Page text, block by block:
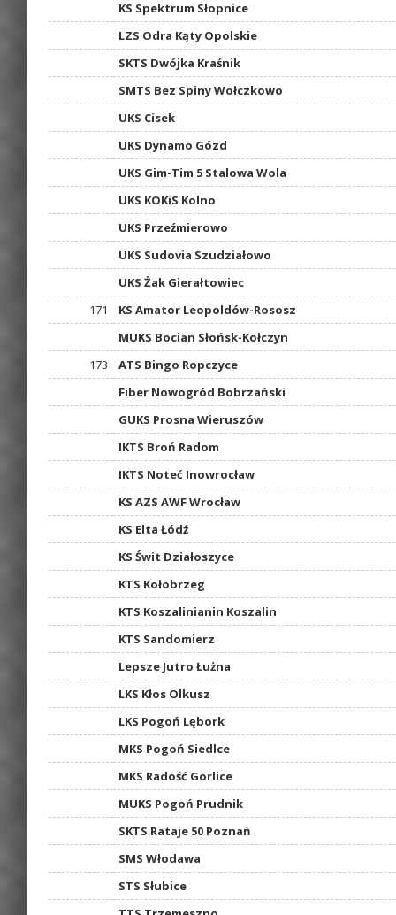
KS Spektrum Słopnice
LZS Odra Kąty Opolskie
SKTS Dwójka Kraśnik
SMTS Bez Spiny Wołczkowo
UKS Cisek
UKS Dynamo Gózd
UKS Gim-Tim 5 Stalowa Wola
UKS KOKiS Kolno
UKS Przeźmierowo
UKS Sudovia Szudziałowo
UKS Żak Gierałtowiec
171
KS Amator Leopoldów-Rososz
MUKS Bocian Słońsk-Kołczyn
173
ATS Bingo Ropczyce
Fiber Nowogród Bobrzański
GUKS Prosna Wieruszów
IKTS Broń Radom
IKTS Noteć Inowrocław
KS AZS AWF Wrocław
KS Elta Łódź
KS Świt Działoszyce
KTS Kołobrzeg
KTS Koszalinianin Koszalin
KTS Sandomierz
Lepsze Jutro Łużna
LKS Kłos Olkusz
LKS Pogoń Lębork
MKS Pogoń Siedlce
MKS Radość Gorlice
MUKS Pogoń Prudnik
SKTS Rataje 50 Poznań
SMS Włodawa
STS Słubice